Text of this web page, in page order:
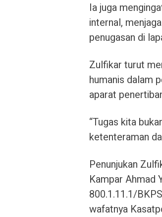
Ia juga
internal,
penugasan di
Zulfikar turut
humanis dalam
aparat
“Tugas kita
ketenteraman
Penunjukan
Kampar Ahmad
800.1.11.1/
wafatnya